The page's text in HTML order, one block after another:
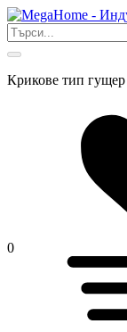
Крикове тип гущер
0